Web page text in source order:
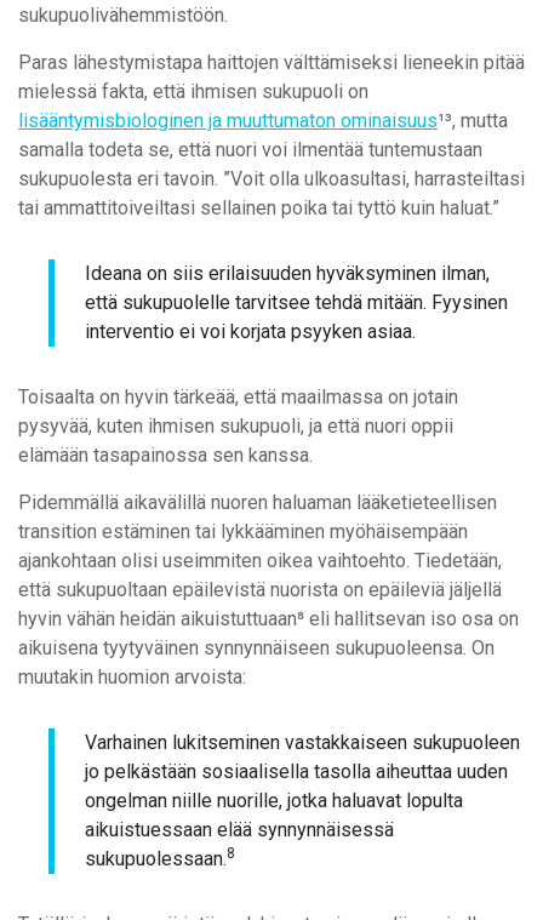
sukupuolivähemmistöön.
Paras lähestymistapa haittojen välttämiseksi lieneekin pitää
mielessä fakta, että ihmisen sukupuoli on
lisääntymisbiologinen ja muuttumaton ominaisuus¹³, mutta
samalla todeta se, että nuori voi ilmentää tuntemustaan
sukupuolesta eri tavoin. ”Voit olla ulkoasultasi, harrasteiltasi
tai ammattitoiveiltasi sellainen poika tai tyttö kuin haluat.”
Ideana on siis erilaisuuden hyväksyminen ilman,
että sukupuolelle tarvitsee tehdä mitään. Fyysinen
interventio ei voi korjata psyyken asiaa.
Toisaalta on hyvin tärkeää, että maailmassa on jotain
pysyvää, kuten ihmisen sukupuoli, ja että nuori oppii
elämään tasapainossa sen kanssa.
Pidemmällä aikavälillä nuoren haluaman lääketieteellisen
transition estäminen tai lykkääminen myöhäisempään
ajankohtaan olisi useimmiten oikea vaihtoehto. Tiedetään,
että sukupuoltaan epäilevistä nuorista on epäileviä jäljellä
hyvin vähän heidän aikuistuttuaan⁸ eli hallitsevan iso osa on
aikuisena tyytyväinen synnynnäiseen sukupuoleensa. On
muutakin huomion arvoista:
Varhainen lukitseminen vastakkaiseen sukupuoleen
jo pelkästään sosiaalisella tasolla aiheuttaa uuden
ongelman niille nuorille, jotka haluavat lopulta
aikuistuessaan elää synnynnäisessä
sukupuolessaan.8